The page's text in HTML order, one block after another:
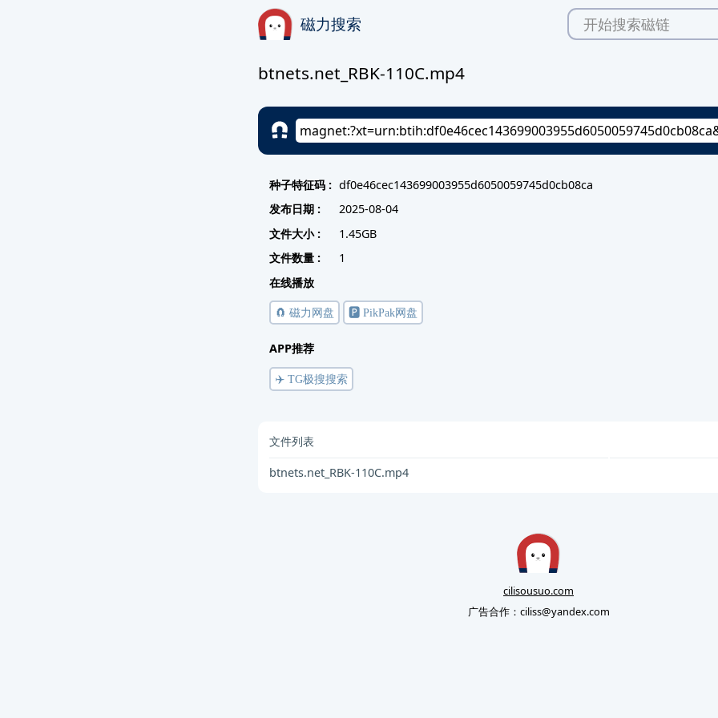
磁力搜索
btnets.net_RBK-110C.mp4
种子特征码 : df0e46cec143699003955d6050059745d0cb08ca
发布日期 :
2025-08-04
文件大小 :
1.45GB
文件数量 :
1
在线播放
🧲 磁力网盘 🅿️ PikPak网盘
APP推荐
✈️ TG极搜搜索
文件列表
btnets.net_RBK-110C.mp4
cilisousuo.com
广告合作： ciliss@yandex.com